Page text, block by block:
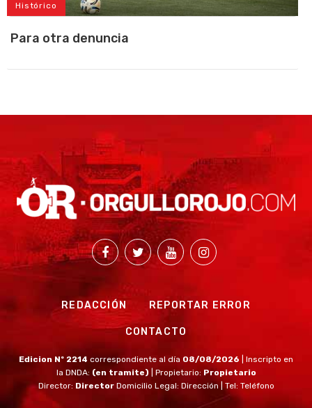
Histórico
Para otra denuncia
REDACCIÓN REPORTAR ERROR
CONTACTO
Edicion Nº 2214 correspondiente al día 08/08/2026
| Inscripto en
la DNDA: (en tramite) | Propietario: Propietario
Director: Director Domicilio Legal: Dirección | Tel: Teléfono